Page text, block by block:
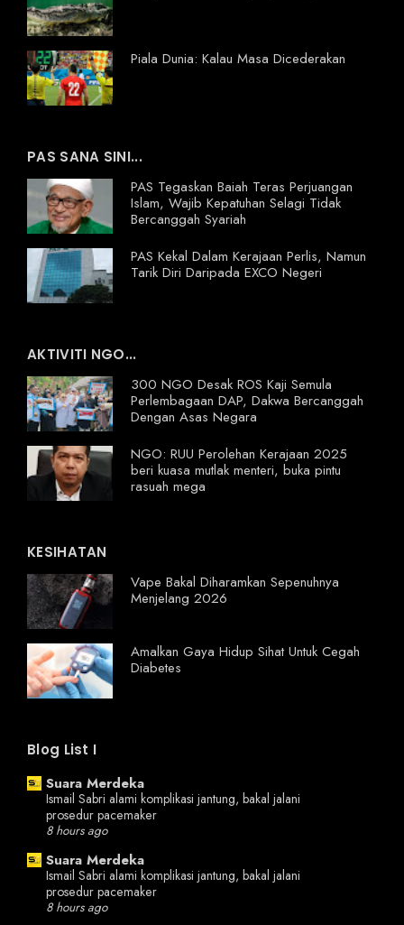
Piala Dunia: Kalau Masa Dicederakan
PAS SANA SINI...
PAS Tegaskan Baiah Teras Perjuangan
Islam, Wajib Kepatuhan Selagi Tidak
Bercanggah Syariah
PAS Kekal Dalam Kerajaan Perlis, Namun
Tarik Diri Daripada EXCO Negeri
AKTIVITI NGO...
300 NGO Desak ROS Kaji Semula
Perlembagaan DAP, Dakwa Bercanggah
Dengan Asas Negara
NGO: RUU Perolehan Kerajaan 2025
beri kuasa mutlak menteri, buka pintu
rasuah mega
KESIHATAN
Vape Bakal Diharamkan Sepenuhnya
Menjelang 2026
Amalkan Gaya Hidup Sihat Untuk Cegah
Diabetes
Blog List I
Suara Merdeka
Ismail Sabri alami komplikasi jantung, bakal jalani
prosedur pacemaker
8 hours ago
Suara Merdeka
Ismail Sabri alami komplikasi jantung, bakal jalani
prosedur pacemaker
8 hours ago